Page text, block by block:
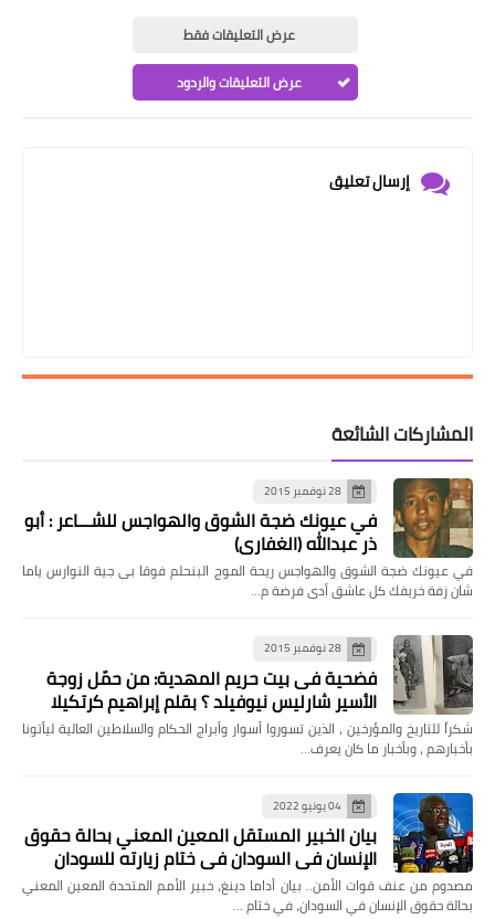
عرض التعليقات فقط
عرض التعليقات والردود
إرسال تعليق
المشاركات الشائعة
28 نوفمبر 2015
في عيونك ضجة الشوق والهواجس للشـــاعر : أبو
ذر عبدالله (الغفاري)
في عيونك ضجة الشوق والهواجس ريحة الموج البنحلم فوقا بى جية النوارس ياما
شان زفة خريفك كل عاشق أدى فرضة م…
28 نوفمبر 2015
فضحية فى بيت حريم المهدية: من حمّل زوجة
الأسير شارليس نيوفيلد ؟ بقلم إبراهيم كرتكيلا
شكراً للتاريخ والمؤرخين ، الذين تسوروا أسوار وأبراج الحكام والسلاطين العالية ليأتونا
بأخبارهم ، وبأخبار ما كان يعرف…
04 يونيو 2022
بيان الخبير المستقل المعين المعني بحالة حقوق
الإنسان في السودان في ختام زيارته للسودان
مصدوم من عنف قوات الأمن.. بيان أداما دينغ، خبير الأمم المتحدة المعين المعني
بحالة حقوق الإنسان في السودان، في ختام …